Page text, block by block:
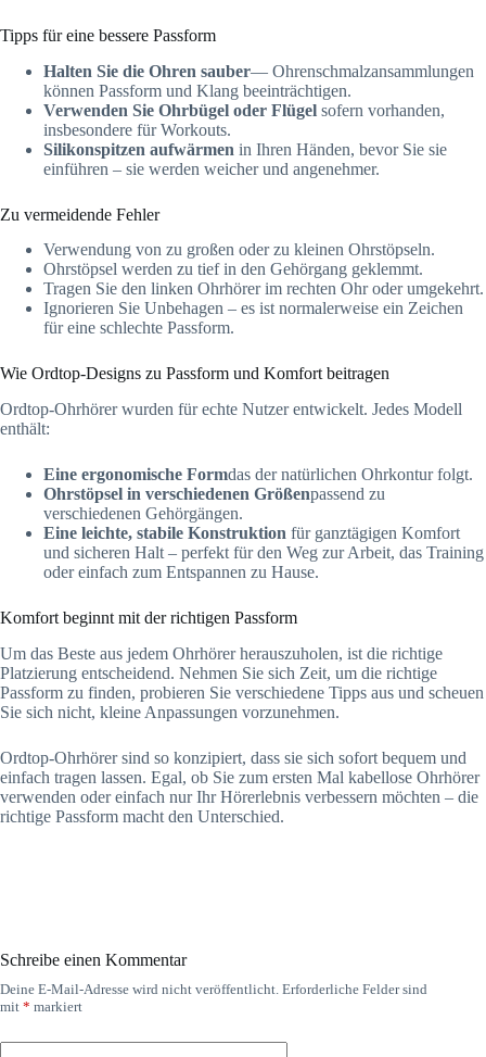
Tipps für eine bessere Passform
Halten Sie die Ohren sauber— Ohrenschmalzansammlungen
können Passform und Klang beeinträchtigen.
Verwenden Sie Ohrbügel oder Flügel sofern vorhanden,
insbesondere für Workouts.
Silikonspitzen aufwärmen in Ihren Händen, bevor Sie sie
einführen – sie werden weicher und angenehmer.
Zu vermeidende Fehler
Verwendung von zu großen oder zu kleinen Ohrstöpseln.
Ohrstöpsel werden zu tief in den Gehörgang geklemmt.
Tragen Sie den linken Ohrhörer im rechten Ohr oder umgekehrt.
Ignorieren Sie Unbehagen – es ist normalerweise ein Zeichen
für eine schlechte Passform.
Wie Ordtop-Designs zu Passform und Komfort beitragen
Ordtop-Ohrhörer wurden für echte Nutzer entwickelt. Jedes Modell
enthält:
Eine ergonomische Formdas der natürlichen Ohrkontur folgt.
Ohrstöpsel in verschiedenen Größenpassend zu
verschiedenen Gehörgängen.
Eine leichte, stabile Konstruktion für ganztägigen Komfort
und sicheren Halt – perfekt für den Weg zur Arbeit, das Training
oder einfach zum Entspannen zu Hause.
Komfort beginnt mit der richtigen Passform
Um das Beste aus jedem Ohrhörer herauszuholen, ist die richtige
Platzierung entscheidend. Nehmen Sie sich Zeit, um die richtige
Passform zu finden, probieren Sie verschiedene Tipps aus und scheuen
Sie sich nicht, kleine Anpassungen vorzunehmen.
Ordtop-Ohrhörer sind so konzipiert, dass sie sich sofort bequem und
einfach tragen lassen. Egal, ob Sie zum ersten Mal kabellose Ohrhörer
verwenden oder einfach nur Ihr Hörerlebnis verbessern möchten – die
richtige Passform macht den Unterschied.
Schreibe einen Kommentar
Deine E-Mail-Adresse wird nicht veröffentlicht. Erforderliche Felder sind
mit * markiert